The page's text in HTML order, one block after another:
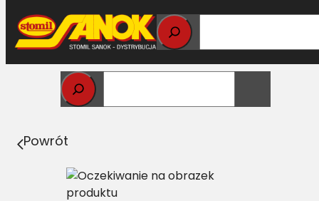
Przejdź
do
treści
Strona główna>
wielorowkowy CLAAS 8PK-2370
Powrót